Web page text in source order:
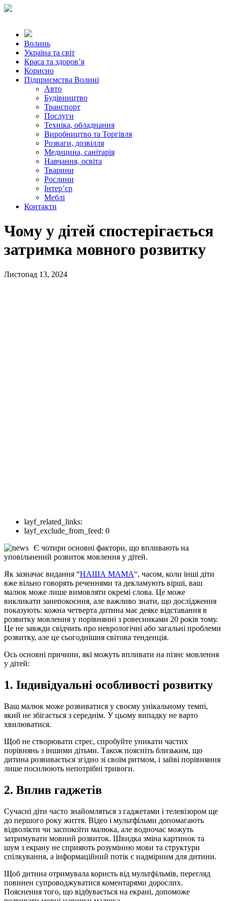
Волинь
Україна та світ
Краса та здоров’я
Корисно
Підприємства Волині
Авто
Будівництво
Транспорт
Послуги
Техніка, обладнання
Виробництво та Торгівля
Розваги, дозвілля
Медицина, санітарія
Навчання, освіта
Тварини
Рослини
Інтер’єр
Меблі
Контакти
Чому у дітей спостерігається
затримка мовного розвитку
Листопад 13, 2024
layf_related_links:
layf_exclude_from_feed: 0
Є чотири основні фактори, що впливають на
уповільнений розвиток мовлення у дітей.
Як зазначає видання “НАША МАМА“, часом, коли інші діти
вже вільно говорять реченнями та декламують вірші, ваш
малюк може лише вимовляти окремі слова. Це може
викликати занепокоєння, але важливо знати, що дослідження
показують: кожна четверта дитина має деяке відставання в
розвитку мовлення у порівнянні з ровесниками 20 років тому.
Це не завжди свідчить про неврологічні або загальні проблеми
розвитку, але це сьогоднішня світова тенденція.
Ось основні причини, які можуть впливати на пізнє мовлення
у дітей:
1. Індивідуальні особливості розвитку
Ваш малюк може розвиватися у своєму унікальному темпі,
який не збігається з середнім. У цьому випадку не варто
хвилюватися.
Щоб не створювати стрес, спробуйте уникати частих
порівнянь з іншими дітьми. Також поясніть близьким, що
дитина розвивається згідно зі своїм ритмом, і зайві порівняння
лише посилюють непотрібні тривоги.
2. Вплив гаджетів
Сучасні діти часто знайомляться з гаджетами і телевізором ще
до першого року життя. Відео і мультфільми допомагають
відволікти чи заспокоїти малюка, але водночас можуть
затримувати мовний розвиток. Швидка зміна картинок та
шум з екрану не сприяють розумінню мови та структури
спілкування, а інформаційний потік є надмірним для дитини.
Щоб дитина отримувала користь від мультфільмів, перегляд
повинен супроводжуватися коментарями дорослих.
Пояснення того, що відбувається на екрані, допоможе